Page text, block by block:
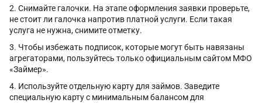
Снимайте галочки. На этапе оформления заявки проверьте,
не стоит ли галочка напротив платной услуги. Если такая
услуга не нужна, снимите отметку.
Чтобы избежать подписок, которые могут быть навязаны
агрегаторами, пользуйтесь только официальным сайтом МФО
«Займер».
Используйте отдельную карту для займов. Заведите
специальную карту с минимальным балансом для